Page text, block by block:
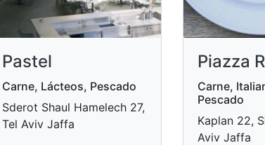
Pastel
Carne, Lácteos, Pescado
Sderot Shaul Hamelech 27,
Tel Aviv Jaffa
Piazza
Carne,
Pescado
Kaplan 22,
Aviv Jaffa